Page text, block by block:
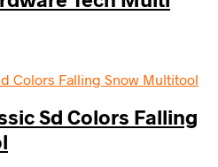
Sd Colors Falling